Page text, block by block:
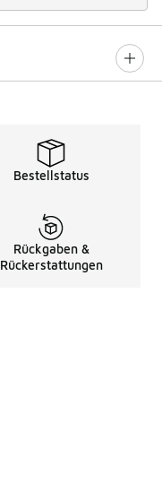
Bestellstatus
Rückgaben &
Rückerstattungen